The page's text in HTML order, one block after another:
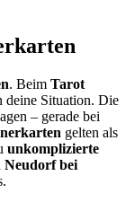
. Beim Tarot
deine Situation. Die
– gerade bei
gelten als
unkomplizierte
Neudorf bei